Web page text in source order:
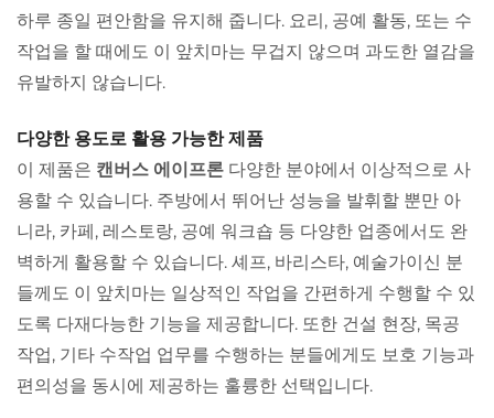
하루 종일 편안함을 유지해 줍니다. 요리, 공예 활동, 또는 수
작업을 할 때에도 이 앞치마는 무겁지 않으며 과도한 열감을
유발하지 않습니다.
다양한 용도로 활용 가능한 제품
이 제품은 캔버스 에이프론 다양한 분야에서 이상적으로 사
용할 수 있습니다. 주방에서 뛰어난 성능을 발휘할 뿐만 아
니라, 카페, 레스토랑, 공예 워크숍 등 다양한 업종에서도 완
벽하게 활용할 수 있습니다. 셰프, 바리스타, 예술가이신 분
들께도 이 앞치마는 일상적인 작업을 간편하게 수행할 수 있
도록 다재다능한 기능을 제공합니다. 또한 건설 현장, 목공
작업, 기타 수작업 업무를 수행하는 분들에게도 보호 기능과
편의성을 동시에 제공하는 훌륭한 선택입니다.